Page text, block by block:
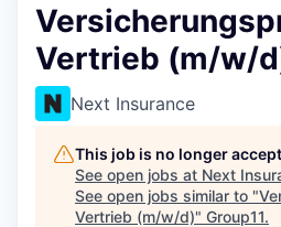
Vertrieb (m/w/
Next Insurance
This job is no longer
See open jobs at Next
See open jobs similar to "
Vertrieb (m/w/d)" Group11.